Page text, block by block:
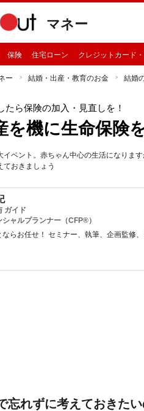
マネー
保険 住宅ローン クレジットカード
ー 結婚・出産・教育のお金 結婚
たら保険の加入・見直しを！
を機に生命保険
イベント。赤ちゃん中心の生活になりま
ておきましょう
ガイド
シャルプランナー（CFP®）
ならお任せ！ セミナー、執筆、企画監修
忘れずに考えておきた